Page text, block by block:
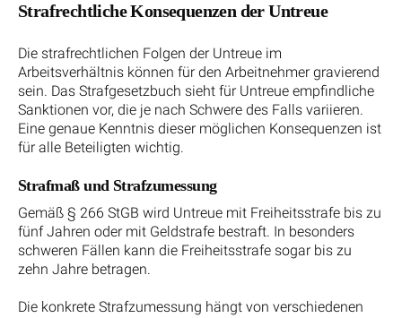
Strafrechtliche Konsequenzen der Untreue
Die strafrechtlichen Folgen der Untreue im
Arbeitsverhältnis können für den Arbeitnehmer gravierend
sein. Das Strafgesetzbuch sieht für Untreue empfindliche
Sanktionen vor, die je nach Schwere des Falls variieren.
Eine genaue Kenntnis dieser möglichen Konsequenzen ist
für alle Beteiligten wichtig.
Strafmaß und Strafzumessung
Gemäß § 266 StGB wird Untreue mit Freiheitsstrafe bis zu
fünf Jahren oder mit Geldstrafe bestraft. In besonders
schweren Fällen kann die Freiheitsstrafe sogar bis zu
zehn Jahre betragen.
Die konkrete Strafzumessung hängt von verschiedenen